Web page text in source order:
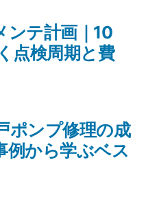
ー:
ポンプ修理の成
例から学ぶベス
ンテ計画｜10
点検周期と費